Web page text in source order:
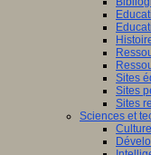
Sites
Sites
Sites
Sciences et